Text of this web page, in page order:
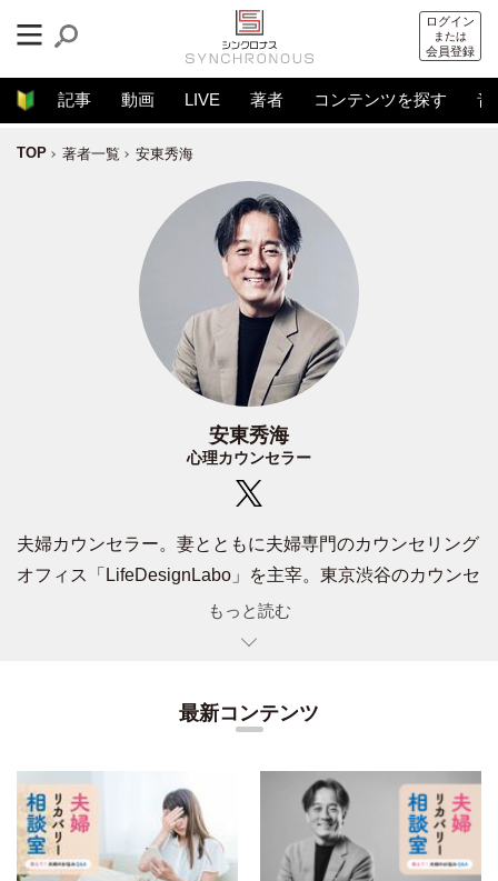
ログイン
または
会員登録
記事 動画 LIVE 著者 コンテンツを探す 音
TOP 著者一覧 安東秀海
安東秀海
心理カウンセラー
夫婦カウンセラー。妻とともに夫婦専門のカウンセリング
オフィス「LifeDesignLabo」を主宰。東京渋谷のカウンセ
リングルームには不倫やセックスレス等様々な問題を抱え
る夫婦が日々訪れ、2023年7月現在サポートしてきた夫婦
解き、健全なパートナーシップ構築へと導くことを得意と
する。心理カウンセラーとして10年以上臨床に携わってき
ピー）や心理ワークにも精通する。1973年生まれ。2023
年7月21日に
『夫は、夫婦は、わかってない。 夫婦リカ
バリーの作法』（SYNCHRONOUS BOOKS）
を上梓。
もっと読む
最新コンテンツ